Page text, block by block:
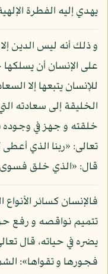
يهدي إليه الفطرة
و ذلك أنه ليس الدين
على الإنسان أن
للإنسان يتبعها إلا
الخليقة إلى سعادته
خلقته و جهز في وجوده
قال: «الذي خلق فسوى
فالإنسان كسائر
تتميم نواقصه و رفع
يضره في حياته، قال